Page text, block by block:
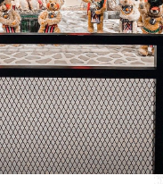
VN
VJ TẾT NG